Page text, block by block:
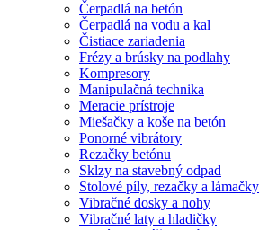
Čerpadlá na betón
Čerpadlá na vodu a kal
Čistiace zariadenia
Frézy a brúsky na podlahy
Kompresory
Manipulačná technika
Meracie prístroje
Miešačky a koše na betón
Ponorné vibrátory
Rezačky betónu
Sklzy na stavebný odpad
Stolové píly, rezačky a lámačky
Vibračné dosky a nohy
Vibračné laty a hladičky